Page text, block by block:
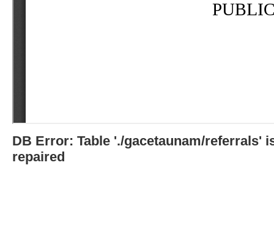
DB Error: Table './gacetaunam/referrals'
repaired